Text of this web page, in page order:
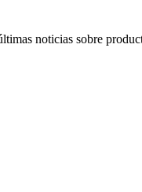
noticias sobre